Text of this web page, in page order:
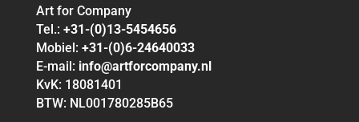
Art for Company
Tel.: +31-(0)13-5454656
Mobiel: +31-(0)6-24640033
E-mail: info@artforcompany.nl
KvK: 18081401
BTW: NL001780285B65